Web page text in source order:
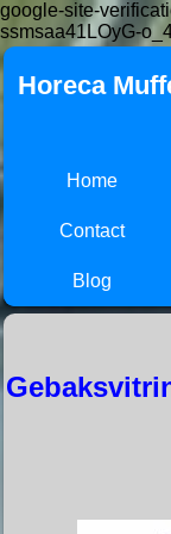
google-site-
ssmsaa41LOyG-
Horeca
Home
Contact
Blog